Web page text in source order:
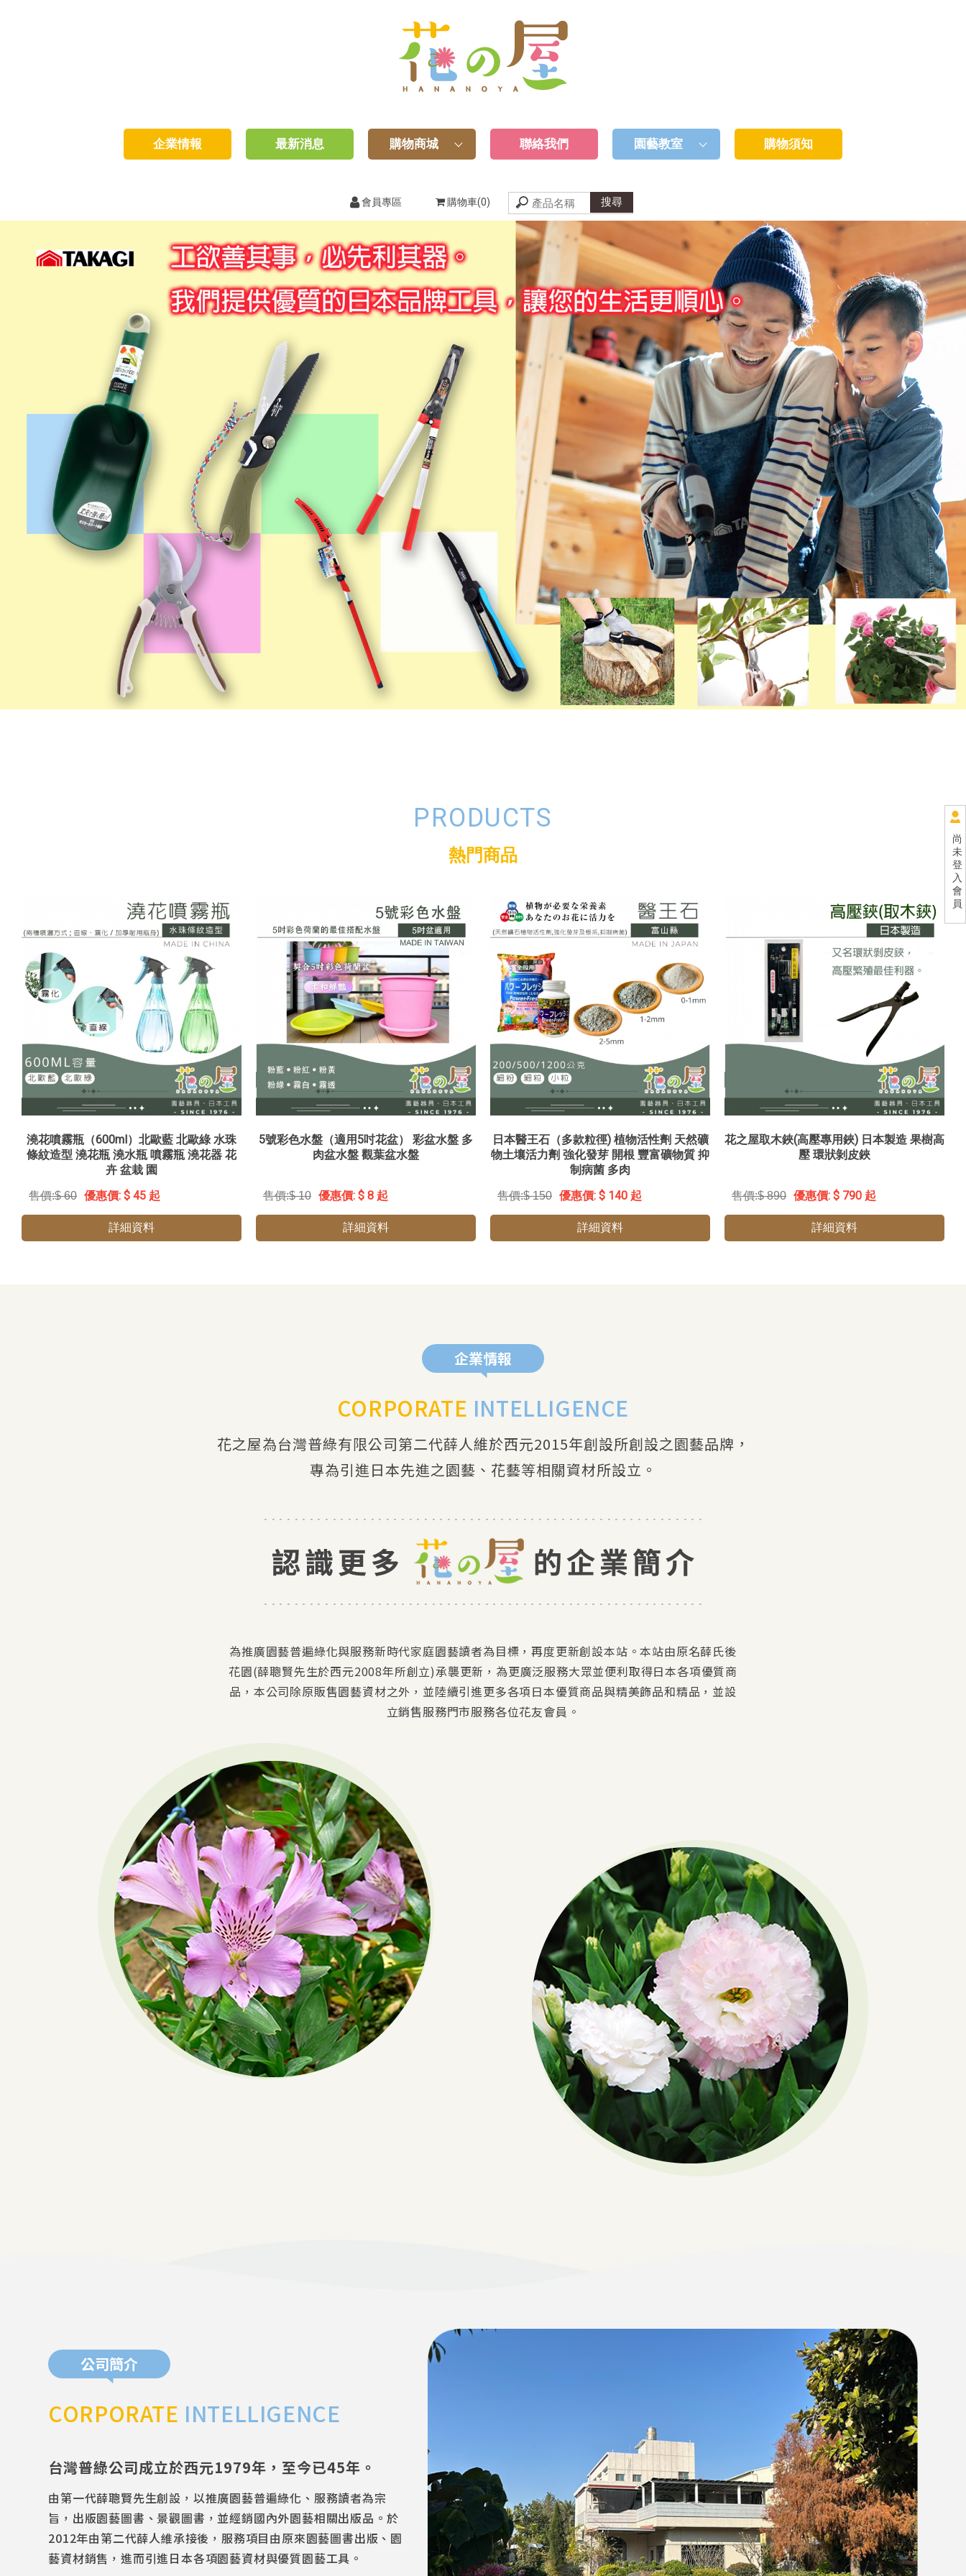
尚
未
登
入
會
員
企業情報 最新消息 購物商城 聯絡我們 園藝教室 購物須知
會員專區 購物車(0)
PRODUCTS
熱門商品
澆花噴霧瓶（600ml）北歐藍 北歐綠 水珠
條紋造型 澆花瓶 澆水瓶 噴霧瓶 澆花器 花
卉 盆栽 園
$ 60 $ 45 起
詳細資料
5號彩色水盤（適用5吋花盆） 彩盆水盤 多
肉盆水盤 觀葉盆水盤
$ 10 $ 8 起
詳細資料
日本醫王石（多款粒徑) 植物活性劑 天然礦
物土壤活力劑 強化發芽 開根 豐富礦物質 抑
制病菌 多肉
$ 150 $ 140 起
詳細資料
花之屋取木鋏(高壓專用鋏) 日本製造 果樹高
壓 環狀剝皮鋏
$ 890 $ 790 起
詳細資料
企業情報
CORPORATE INTELLIGENCE
花之屋為台灣普綠有限公司第二代薛人維於西元2015年創設所創設之園藝品牌，
專為引進日本先進之園藝、花藝等相關資材所設立。
為推廣園藝普遍綠化與服務新時代家庭園藝讀者為目標，再度更新創設本站。本站由原名薛氏後
花園(薛聰賢先生於西元2008年所創立)承襲更新，為更廣泛服務大眾並便利取得日本各項優質商
品，本公司除原販售園藝資材之外，並陸續引進更多各項日本優質商品與精美飾品和精品，並設
立銷售服務門市服務各位花友會員。
公司簡介
CORPORATE INTELLIGENCE
台灣普綠公司成立於西元1979年，至今已45年。
由第一代薛聰賢先生創設，以推廣園藝普遍綠化、服務讀者為宗
旨，出版園藝圖書、景觀圖書，並經銷國內外園藝相關出版品。於
2012年由第二代薛人維承接後，服務項目由原來園藝圖書出版、園
藝資材銷售，進而引進日本各項園藝資材與優質園藝工具。